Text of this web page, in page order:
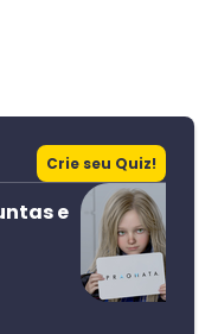
Crie seu Quiz!
e